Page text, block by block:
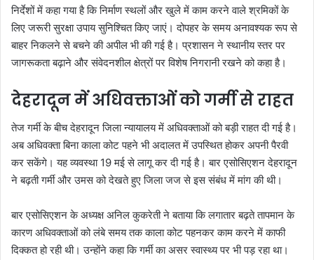
निर्देशों में कहा गया है कि निर्माण स्थलों और खुले में काम करने वाले श्रमिकों के
लिए जरूरी सुरक्षा उपाय सुनिश्चित किए जाएं। दोपहर के समय अनावश्यक रूप से
बाहर निकलने से बचने की अपील भी की गई है। प्रशासन ने स्थानीय स्तर पर
जागरूकता बढ़ाने और संवेदनशील क्षेत्रों पर विशेष निगरानी रखने को कहा है।
देहरादून में अधिवक्ताओं को गर्मी से राहत
तेज गर्मी के बीच देहरादून जिला न्यायालय में अधिवक्ताओं को बड़ी राहत दी गई है।
अब अधिवक्ता बिना काला कोट पहने भी अदालत में उपस्थित होकर अपनी पैरवी
कर सकेंगे। यह व्यवस्था 19 मई से लागू कर दी गई है। बार एसोसिएशन देहरादून
ने बढ़ती गर्मी और उमस को देखते हुए जिला जज से इस संबंध में मांग की थी।
बार एसोसिएशन के अध्यक्ष अनिल कुकरेती ने बताया कि लगातार बढ़ते तापमान के
कारण अधिवक्ताओं को लंबे समय तक काला कोट पहनकर काम करने में काफी
दिक्कत हो रही थी। उन्होंने कहा कि गर्मी का असर स्वास्थ्य पर भी पड़ रहा था।